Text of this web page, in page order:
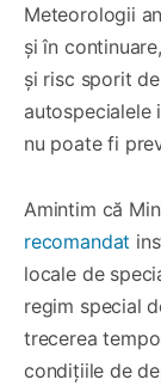
Meteorologii
și în
și risc sporit
autospecialele
nu poate fi
Amintim că
recomandat
locale de
regim special
trecerea
condițiile de